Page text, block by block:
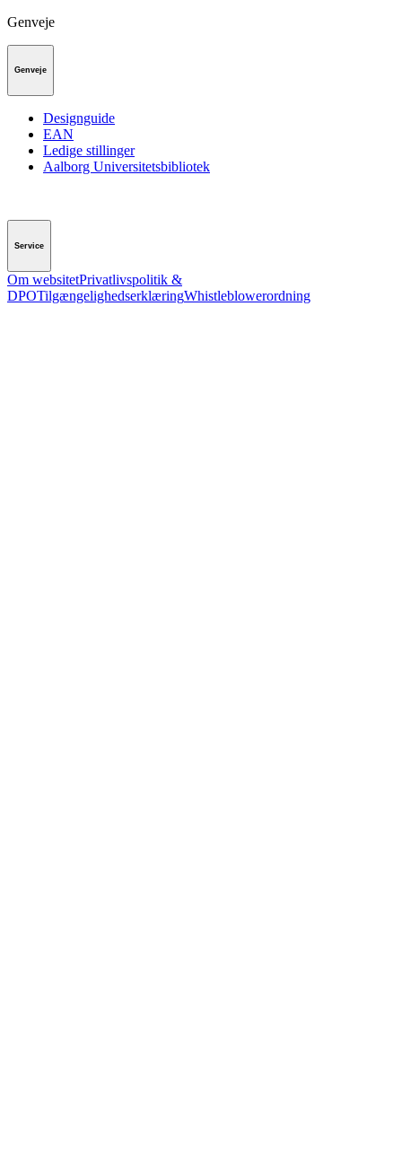
Genveje
Genveje
Designguide
EAN
Ledige stillinger
Aalborg Universitetsbibliotek
Service
Om websitetPrivatlivspolitik &
DPOTilgængelighedserklæringWhistleblowerordning